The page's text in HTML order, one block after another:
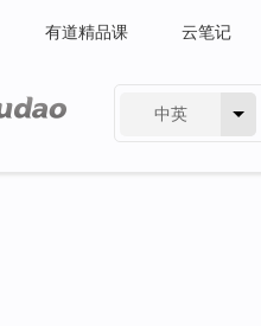
有道精品课 云笔记
中英